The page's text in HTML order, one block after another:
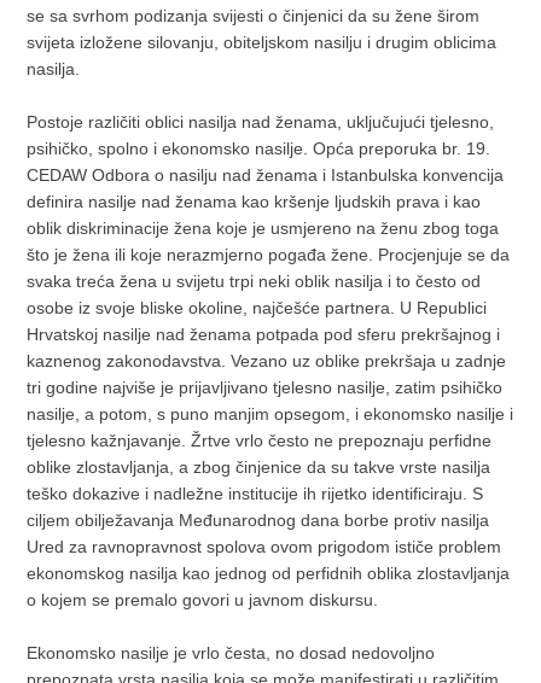
se sa svrhom podizanja svijesti o činjenici da su žene širom
svijeta izložene silovanju, obiteljskom nasilju i drugim oblicima
nasilja.
Postoje različiti oblici nasilja nad ženama, uključujući tjelesno,
psihičko, spolno i ekonomsko nasilje. Opća preporuka br. 19.
CEDAW Odbora o nasilju nad ženama i Istanbulska konvencija
definira nasilje nad ženama kao kršenje ljudskih prava i kao
oblik diskriminacije žena koje je usmjereno na ženu zbog toga
što je žena ili koje nerazmjerno pogađa žene. Procjenjuje se da
svaka treća žena u svijetu trpi neki oblik nasilja i to često od
osobe iz svoje bliske okoline, najčešće partnera. U Republici
Hrvatskoj nasilje nad ženama potpada pod sferu prekršajnog i
kaznenog zakonodavstva. Vezano uz oblike prekršaja u zadnje
tri godine najviše je prijavljivano tjelesno nasilje, zatim psihičko
nasilje, a potom, s puno manjim opsegom, i ekonomsko nasilje i
tjelesno kažnjavanje. Žrtve vrlo često ne prepoznaju perfidne
oblike zlostavljanja, a zbog činjenice da su takve vrste nasilja
teško dokazive i nadležne institucije ih rijetko identificiraju. S
ciljem obilježavanja Međunarodnog dana borbe protiv nasilja
Ured za ravnopravnost spolova ovom prigodom ističe problem
ekonomskog nasilja kao jednog od perfidnih oblika zlostavljanja
o kojem se premalo govori u javnom diskursu.
Ekonomsko nasilje je vrlo česta, no dosad nedovoljno